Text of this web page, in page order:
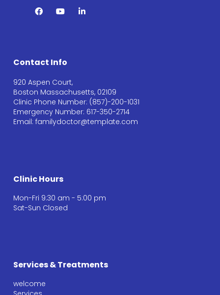
Contact Info
920 Aspen Court,
Boston Massachusetts, 02109
Clinic Phone Number: (857)-200-1031
Emergency Number: 617-350-2714
Email: familydoctor@template.com
Clinic Hours
Mon-Fri 9:30 am - 5:00 pm
Sat-Sun Closed
Services & Treatments
welcome